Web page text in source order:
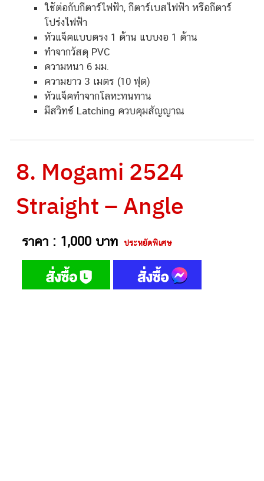
ใช้ต่อกับกีตาร์ไฟฟ้า, กีตาร์เบสไฟฟ้า หรือกีตาร์
โปร่งไฟฟ้า
หัวแจ็คแบบตรง 1 ด้าน แบบงอ 1 ด้าน
ทำจากวัสดุ PVC
ความหนา 6 มม.
ความยาว 3 เมตร (10 ฟุต)
หัวแจ็คทำจากโลหะทนทาน
มีสวิทช์ Latching ควบคุมสัญญาณ
8. Mogami 2524
Straight – Angle
ราคา : 1,000 บาท ประหยัดพิเศษ